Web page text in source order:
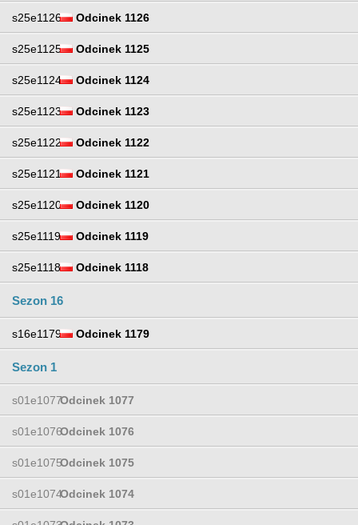
s25e1126 Odcinek 1126
s25e1125 Odcinek 1125
s25e1124 Odcinek 1124
s25e1123 Odcinek 1123
s25e1122 Odcinek 1122
s25e1121 Odcinek 1121
s25e1120 Odcinek 1120
s25e1119 Odcinek 1119
s25e1118 Odcinek 1118
Sezon 16
s16e1179 Odcinek 1179
Sezon 1
s01e1077Odcinek 1077
s01e1076Odcinek 1076
s01e1075Odcinek 1075
s01e1074Odcinek 1074